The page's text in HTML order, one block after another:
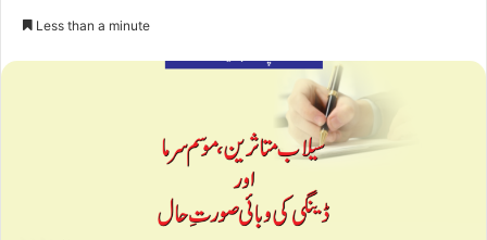
Less than a minute